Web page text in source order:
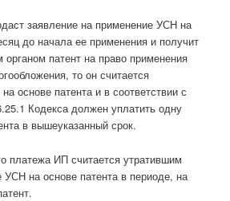
заявление на применение УСН на
до начала ее применения и получит
патент на право применения
то он считается
основе патента и в соответствии с
Кодекса должен уплатить одну
в вышеуказанный срок.
платежа ИП считается утратившим
УСН на основе патента в периоде, на